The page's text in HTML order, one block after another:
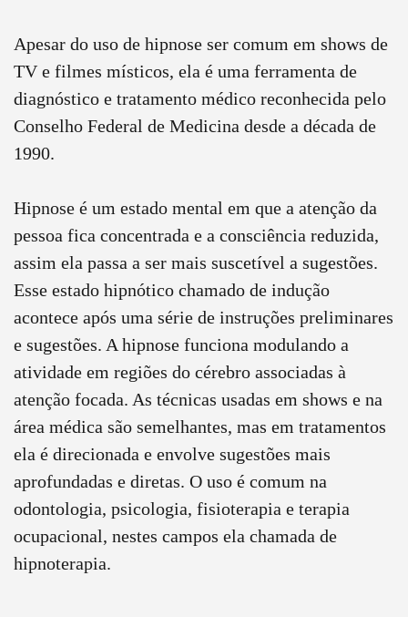
Apesar do uso de hipnose ser comum em shows de
TV e filmes místicos, ela é uma ferramenta de
diagnóstico e tratamento médico reconhecida pelo
Conselho Federal de Medicina desde a década de
1990.
Hipnose é um estado mental em que a atenção da
pessoa fica concentrada e a consciência reduzida,
assim ela passa a ser mais suscetível a sugestões.
Esse estado hipnótico chamado de indução
acontece após uma série de instruções preliminares
e sugestões. A hipnose funciona modulando a
atividade em regiões do cérebro associadas à
atenção focada. As técnicas usadas em shows e na
área médica são semelhantes, mas em tratamentos
ela é direcionada e envolve sugestões mais
aprofundadas e diretas. O uso é comum na
odontologia, psicologia, fisioterapia e terapia
ocupacional, nestes campos ela chamada de
hipnoterapia.